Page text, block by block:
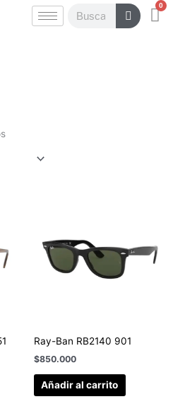
Buscar 0
Ray-Ban RB2140 901
$850.000
Añadir al carrito